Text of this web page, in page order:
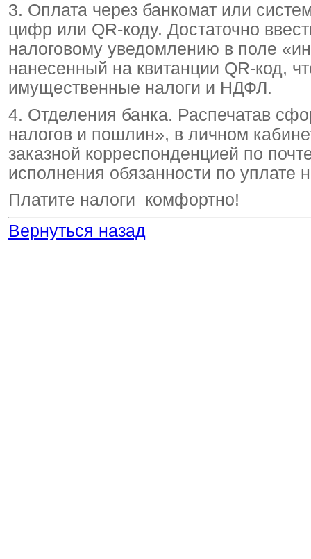
3. Оплата через банкомат или
цифр или QR-коду. Достаточно
налоговому уведомлению в поле
нанесенный на квитанции QR-код,
имущественные налоги и НДФЛ.
4. Отделения банка. Распечатав
налогов и пошлин», в личном
заказной корреспонденцией по
исполнения обязанности по уплате
Платите налоги комфортно!
Вернуться назад